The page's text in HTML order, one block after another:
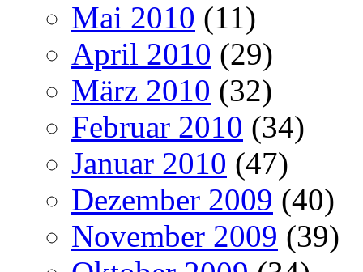
Mai 2010 (11)
April 2010 (29)
März 2010 (32)
Februar 2010 (34)
Januar 2010 (47)
Dezember 2009 (40)
November 2009 (39)